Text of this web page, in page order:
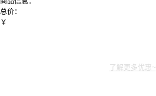
总价：
￥
了解更多优惠~